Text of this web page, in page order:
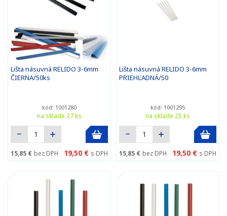
Lišta násuvná RELIDO 3-6mm
ČIERNA/50ks
kód: 1001280
na sklade 27 ks
15,85 € bez DPH 19,50 € s DPH
Lišta násuvná RELIDO 3-6mm
PRIEHĽADNÁ/50
kód: 1001295
na sklade 25 ks
15,85 € bez DPH 19,50 € s DPH